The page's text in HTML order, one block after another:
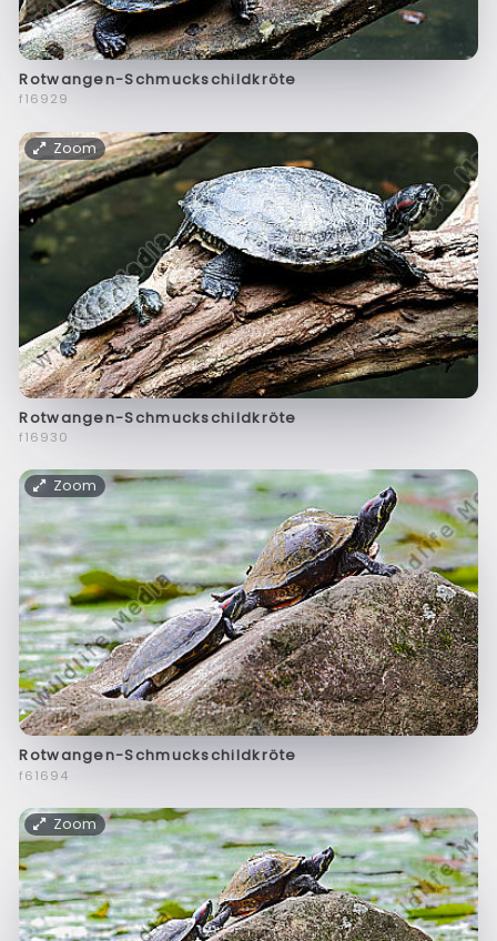
Rotwangen-Schmuckschildkröte
f16929
Zoom
Rotwangen-Schmuckschildkröte
f16930
Zoom
Rotwangen-Schmuckschildkröte
f61694
Zoom